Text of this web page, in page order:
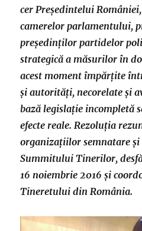
cer Președintelui
camerelor parlamentului,
președinților partidelor
strategică a măsurilor în
acest moment împărțite
și autorități, necorelate și
bază legislație incompletă
efecte reale. Rezoluția
organizațiilor semnatare
Summitului Tinerilor,
16 noiembrie 2016 și
Tineretului din România.